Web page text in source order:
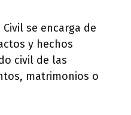
se encarga de
y hechos
civil de las
matrimonios o